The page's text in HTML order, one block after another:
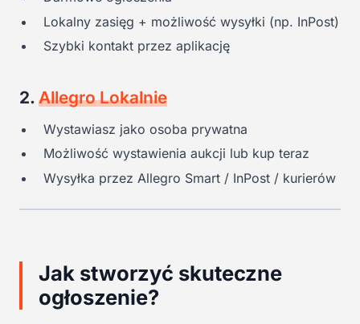
Lokalny zasięg + możliwość wysyłki (np. InPost)
Szybki kontakt przez aplikację
2. Allegro Lokalnie
Wystawiasz jako osoba prywatna
Możliwość wystawienia aukcji lub kup teraz
Wysyłka przez Allegro Smart / InPost / kurierów
Jak stworzyć skuteczne
ogłoszenie?